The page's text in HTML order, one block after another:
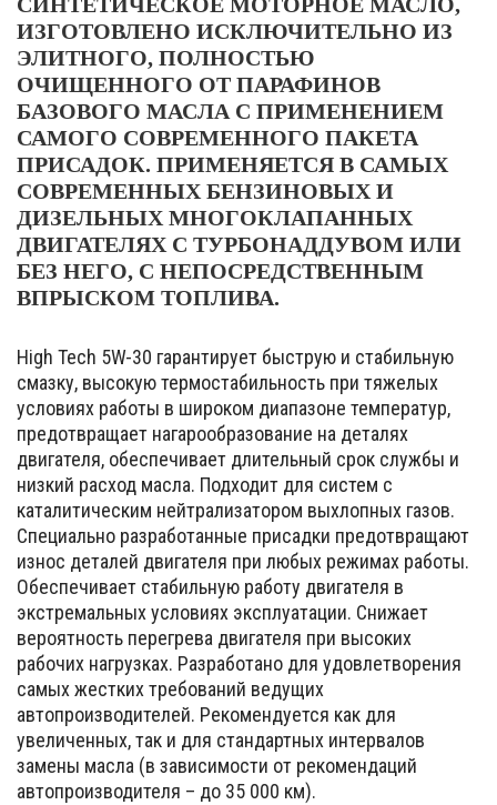
ИЗГОТОВЛЕНО ИСКЛЮЧИТЕЛЬНО ИЗ
ЭЛИТНОГО, ПОЛНОСТЬЮ
ОЧИЩЕННОГО ОТ ПАРАФИНОВ
БАЗОВОГО МАСЛА С ПРИМЕНЕНИЕМ
САМОГО СОВРЕМЕННОГО ПАКЕТА
ПРИСАДОК. ПРИМЕНЯЕТСЯ В САМЫХ
СОВРЕМЕННЫХ БЕНЗИНОВЫХ И
ДИЗЕЛЬНЫХ МНОГОКЛАПАННЫХ
ДВИГАТЕЛЯХ С ТУРБОНАДДУВОМ ИЛИ
БЕЗ НЕГО, С НЕПОСРЕДСТВЕННЫМ
ВПРЫСКОМ ТОПЛИВА.
High Tech 5W-30 гарантирует быструю и стабильную
смазку, высокую термостабильность при тяжелых
условиях работы в широком диапазоне температур,
предотвращает нагарообразование на деталях
двигателя, обеспечивает длительный срок службы и
низкий расход масла. Подходит для систем с
каталитическим нейтрализатором выхлопных газов.
Специально разработанные присадки предотвращают
износ деталей двигателя при любых режимах работы.
Обеспечивает стабильную работу двигателя в
экстремальных условиях эксплуатации. Снижает
вероятность перегрева двигателя при высоких
рабочих нагрузках. Разработано для удовлетворения
самых жестких требований ведущих
автопроизводителей. Рекомендуется как для
увеличенных, так и для стандартных интервалов
замены масла (в зависимости от рекомендаций
автопроизводителя – до 35 000 км).